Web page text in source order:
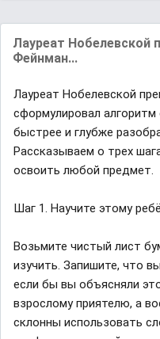
Лауреат Нобелевской
Фейнман...
Лауреат Нобелевской
сформулировал
быстрее и глубже
Рассказываем о трех
освоить любой предмет.
Шаг 1. Научите этому
Возьмите чистый лист
изучить. Запишите, что
если бы вы объясняли
взрослому приятелю, а
склонны использовать